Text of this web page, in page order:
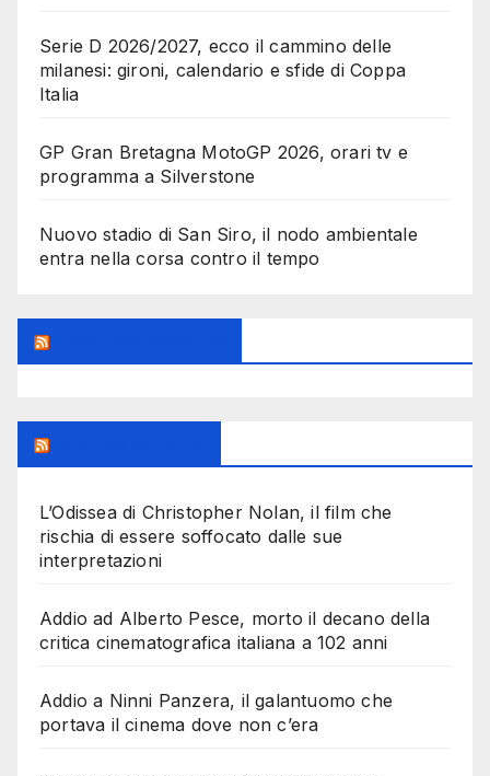
Serie D 2026/2027, ecco il cammino delle
milanesi: gironi, calendario e sfide di Coppa
Italia
GP Gran Bretagna MotoGP 2026, orari tv e
programma a Silverstone
Nuovo stadio di San Siro, il nodo ambientale
entra nella corsa contro il tempo
L’Odissea di Christopher Nolan, il film che
rischia di essere soffocato dalle sue
interpretazioni
Addio ad Alberto Pesce, morto il decano della
critica cinematografica italiana a 102 anni
Addio a Ninni Panzera, il galantuomo che
portava il cinema dove non c’era